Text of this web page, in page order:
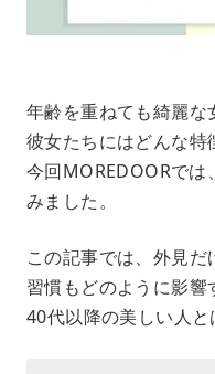
年齢を重ねても綺麗な
彼女たちにはどんな特
今回MOREDOORでは
みました。
この記事では、外見
習慣もどのように影響
40代以降の美しい人